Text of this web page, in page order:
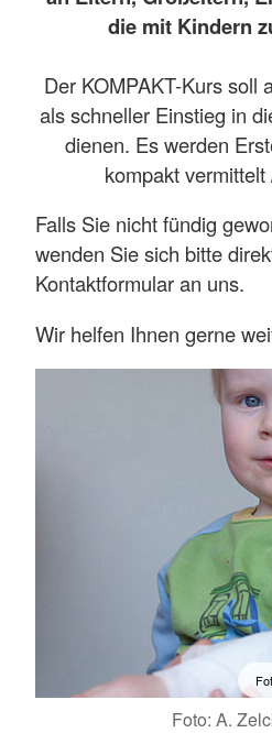
die mit Kindern
Der KOMPAKT-Kurs soll
als schneller Einstieg in
dienen. Es werden
kompakt
Falls Sie nicht fündig
wenden Sie sich bitte
Kontaktformular an uns.
Wir helfen Ihnen gerne
Foto: A.